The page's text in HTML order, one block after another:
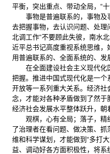
平衡，突出重点、带动全局，“十
事物是普遍联系的，事物及
去把握事物，去认识问题、处理
北调工作“不要顾此失彼，南水
近平总书记高度重视系统思维
用普遍联系的、全面系统的、发
在全面建设社会主义现代
把握。推进中国式现代化是一
开放等一系列重大关系。经济
念，才能对各种矛盾做到了然
经济社会发展水平整体跃升，
观棋，心有全局；落子，精
了治理者在看问题、做决策、抓
维和科学谋划，才能做到“多打
益、调动好各方面积极性，将